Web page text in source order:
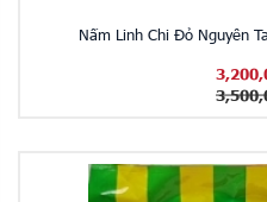
Nấm Linh Chi Đỏ Nguyên